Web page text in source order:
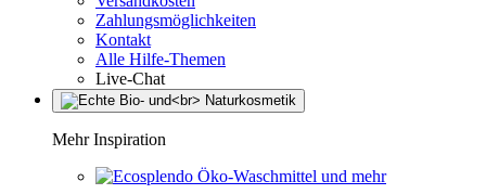
Zahlungsmöglichkeiten
Kontakt
Alle Hilfe-Themen
Live-Chat
Mehr Inspiration
Öko-Waschmittel und mehr